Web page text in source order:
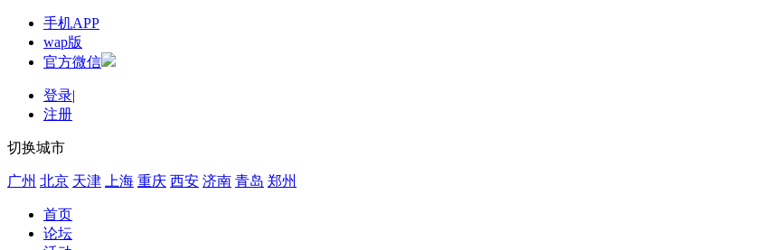
手机APP
wap版
官方微信
登录|
注册
切换城市
广州 北京 天津 上海 重庆 西安 济南 青岛 郑州
首页
论坛